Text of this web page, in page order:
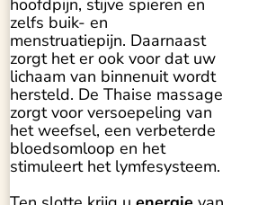
hoofdpijn, stijve spieren en
zelfs buik- en
menstruatiepijn. Daarnaast
zorgt het er ook voor dat uw
lichaam van binnenuit wordt
hersteld. De Thaise massage
zorgt voor versoepeling van
het weefsel, een verbeterde
bloedsomloop en het
stimuleert het lymfesysteem.